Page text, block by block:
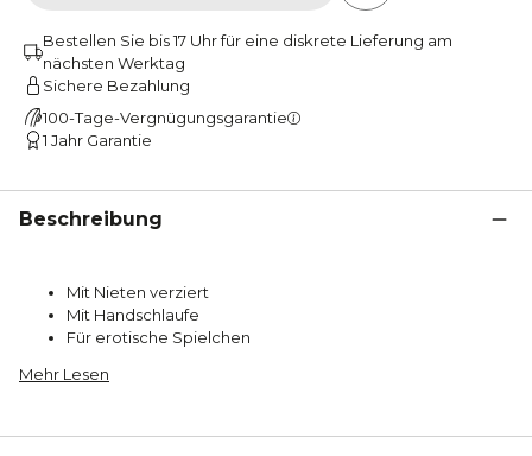
Bestellen Sie bis 17 Uhr für eine diskrete Lieferung am
nächsten Werktag
Sichere Bezahlung
100-Tage-Vergnügungsgarantie
1 Jahr Garantie
Beschreibung
Mit Nieten verziert
Mit Handschlaufe
Für erotische Spielchen
Mehr Lesen